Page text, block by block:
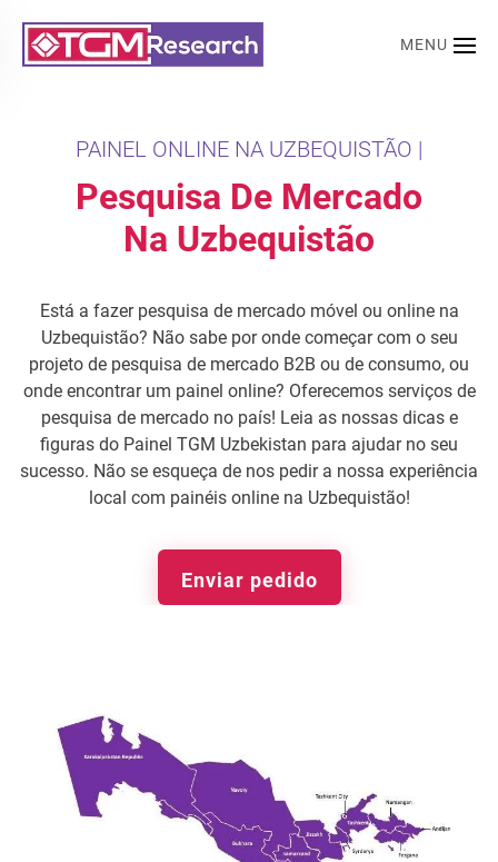
Saltar para o conteúdo principal
MENU
PAINEL ONLINE NA UZBEQUISTÃO |
Pesquisa De Mercado
Na Uzbequistão
Está a fazer pesquisa de mercado móvel ou online na
Uzbequistão? Não sabe por onde começar com o seu
projeto de pesquisa de mercado B2B ou de consumo, ou
onde encontrar um painel online? Oferecemos serviços de
pesquisa de mercado no país! Leia as nossas dicas e
figuras do Painel TGM Uzbekistan para ajudar no seu
sucesso. Não se esqueça de nos pedir a nossa experiência
local com painéis online na Uzbequistão!
Enviar pedido